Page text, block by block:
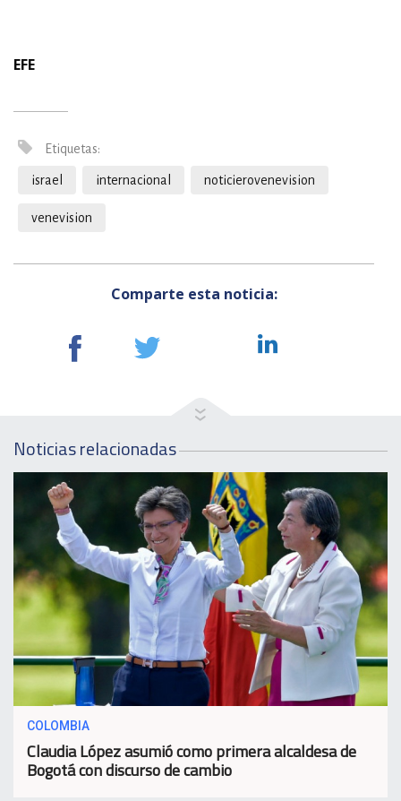
EFE
Etiquetas:
israel internacional noticierovenevision
venevision
Comparte esta noticia:
Noticias relacionadas
COLOMBIA
Claudia López asumió como primera alcaldesa de
Bogotá con discurso de cambio